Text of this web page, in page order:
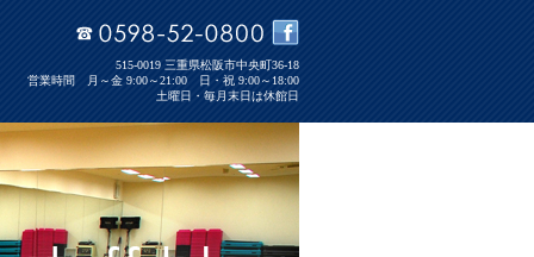
515-0019 三重県松阪市中央町36-18
営業時間 月～金 9:00～21:00 日・祝 9:00～18:00
土曜日・毎月末日は休館日